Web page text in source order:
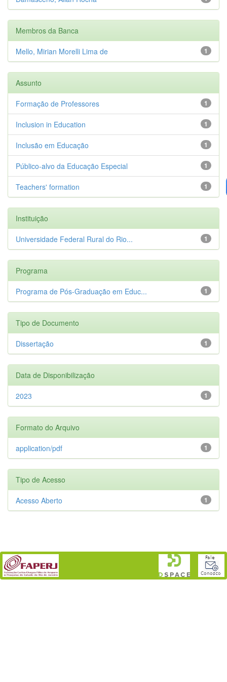
Membros da Banca
1
Mello, Mirian Morelli Lima de
Assunto
1
Formação de Professores
1
Inclusion in Education
1
Inclusão em Educação
1
Público-alvo da Educação Especial
1
Teachers' formation
Instituição
1
Universidade Federal Rural do Rio...
Programa
1
Programa de Pós-Graduação em Educ...
Tipo de Documento
1
Dissertação
Data de Disponibilização
1
2023
Formato do Arquivo
1
application/pdf
Tipo de Acesso
1
Acesso Aberto